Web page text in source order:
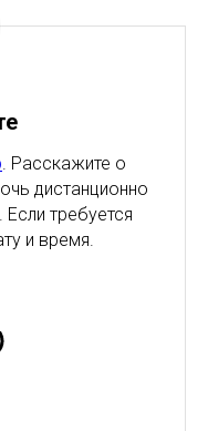
. Расскажите о
дистанционно
требуется
и время.